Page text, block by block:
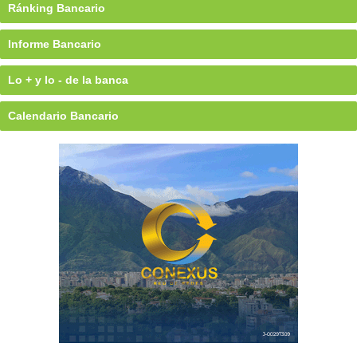
Ránking Bancario
Informe Bancario
Lo + y lo - de la banca
Calendario Bancario